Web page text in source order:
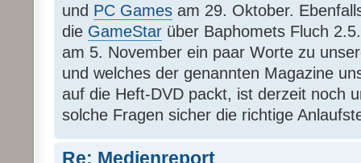
und PC Games am 29. Oktober.
die GameStar über Baphomets Fluch
am 5. November ein paar Worte zu
und welches der genannten Magazine
auf die Heft-DVD packt, ist derzeit noch
solche Fragen sicher die richtige
Re: Medienreport